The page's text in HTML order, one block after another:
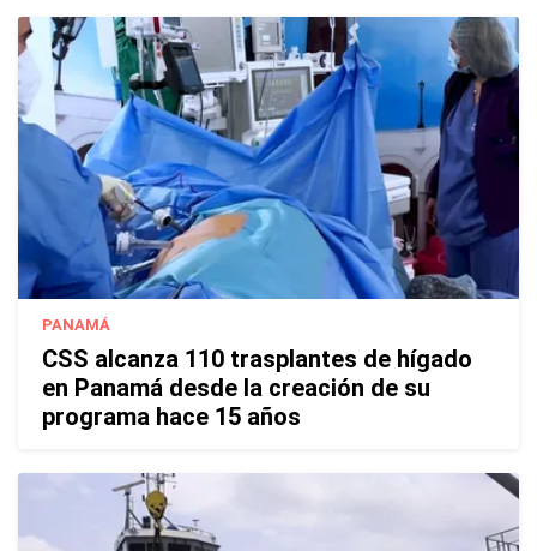
PANAMÁ
CSS alcanza 110 trasplantes de hígado
en Panamá desde la creación de su
programa hace 15 años